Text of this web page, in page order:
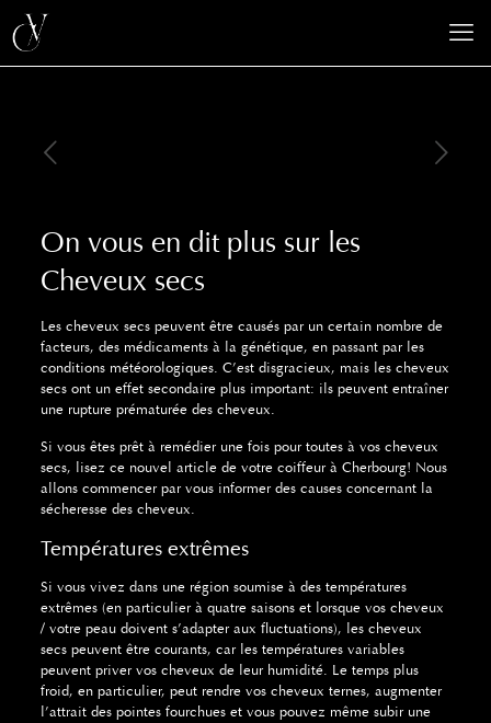
On vous en dit plus sur les
Cheveux secs
Les cheveux secs peuvent être causés par un certain nombre de
facteurs, des médicaments à la génétique, en passant par les
conditions météorologiques. C’est disgracieux, mais les cheveux
secs ont un effet secondaire plus important: ils peuvent entraîner
une rupture prématurée des cheveux.
Si vous êtes prêt à remédier une fois pour toutes à vos cheveux
secs, lisez ce nouvel article de votre coiffeur à Cherbourg! Nous
allons commencer par vous informer des causes concernant la
sécheresse des cheveux.
Températures extrêmes
Si vous vivez dans une région soumise à des températures
extrêmes (en particulier à quatre saisons et lorsque vos cheveux
/ votre peau doivent s’adapter aux fluctuations), les cheveux
secs peuvent être courants, car les températures variables
peuvent priver vos cheveux de leur humidité. Le temps plus
froid, en particulier, peut rendre vos cheveux ternes, augmenter
l’attrait des pointes fourchues et vous pouvez même subir une